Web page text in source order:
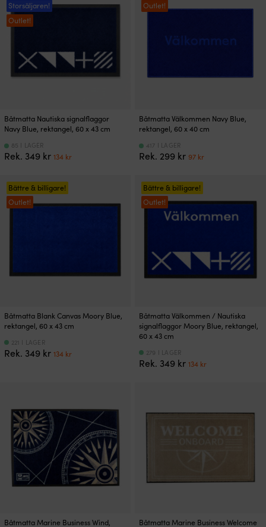
Storsäljaren!
Outlet!
Båtmatta Nautiska signalflaggor
Navy Blue, rektangel, 60 x 43 cm
Rek. 349 krDet
var:
349 kr.
134 krDet
134 kr.
85 I LAGER
Outlet!
Båtmatta Välkommen Navy Blue,
rektangel, 60 x 40 cm
Rek. 299 kr Det
var:
299 kr.
97 krDet
97 kr.
417 I LAGER
Bättre & billigare!
Outlet!
Båtmatta Blank Canvas Moory Blue,
rektangel, 60 x 43 cm
Rek. 349 krDet
134 krDet
221 I LAGER
Bättre & billigare!
Outlet!
Båtmatta Välkommen / Nautiska
signalflaggor Moory Blue, rektangel,
60 x 43 cm
Rek. 349 krDet
134 krDet
279 I LAGER
Båtmatta Marine Business Wind,
Båtmatta Marine Business Welcome